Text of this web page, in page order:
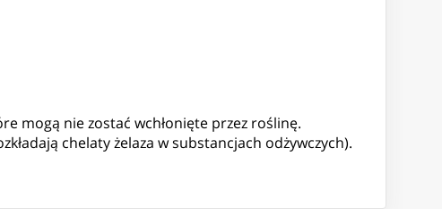
mogą nie zostać wchłonięte przez roślinę.
chelaty żelaza w substancjach odżywczych).